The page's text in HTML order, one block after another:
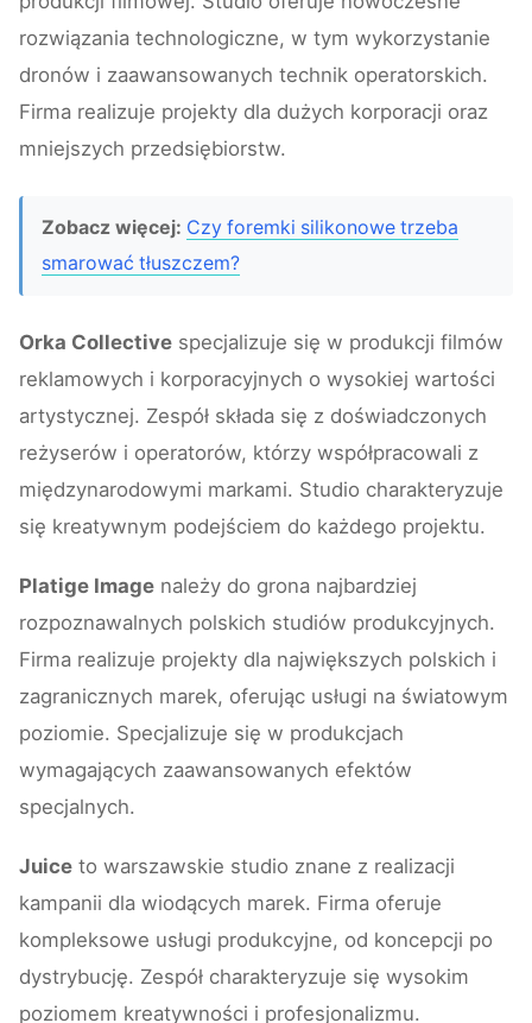
rozwiązania technologiczne, w tym wykorzystanie
dronów i zaawansowanych technik operatorskich.
Firma realizuje projekty dla dużych korporacji oraz
mniejszych przedsiębiorstw.
Zobacz więcej: Czy foremki silikonowe trzeba
smarować tłuszczem?
Orka Collective specjalizuje się w produkcji filmów
reklamowych i korporacyjnych o wysokiej wartości
artystycznej. Zespół składa się z doświadczonych
reżyserów i operatorów, którzy współpracowali z
międzynarodowymi markami. Studio charakteryzuje
się kreatywnym podejściem do każdego projektu.
Platige Image należy do grona najbardziej
rozpoznawalnych polskich studiów produkcyjnych.
Firma realizuje projekty dla największych polskich i
zagranicznych marek, oferując usługi na światowym
poziomie. Specjalizuje się w produkcjach
wymagających zaawansowanych efektów
specjalnych.
Juice to warszawskie studio znane z realizacji
kampanii dla wiodących marek. Firma oferuje
kompleksowe usługi produkcyjne, od koncepcji po
dystrybucję. Zespół charakteryzuje się wysokim
poziomem kreatywności i profesjonalizmu.